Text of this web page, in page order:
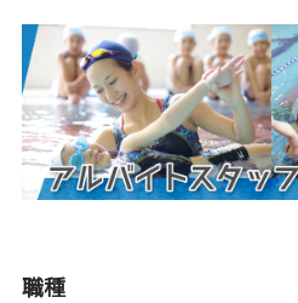
職種